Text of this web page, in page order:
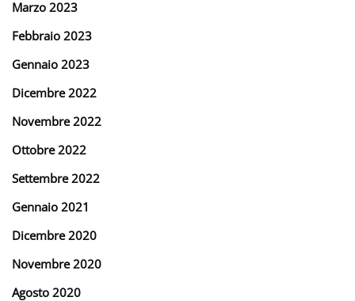
Marzo 2023
Febbraio 2023
Gennaio 2023
Dicembre 2022
Novembre 2022
Ottobre 2022
Settembre 2022
Gennaio 2021
Dicembre 2020
Novembre 2020
Agosto 2020